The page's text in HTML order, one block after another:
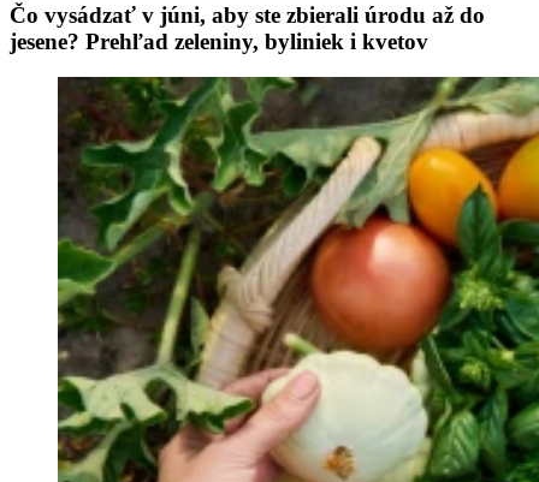
Čo vysádzať v júni, aby ste zbierali úrodu až do
jesene? Prehľad zeleniny, byliniek i kvetov